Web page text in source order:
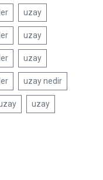
uzay
uzay
uzay
uzay nedir
uzay